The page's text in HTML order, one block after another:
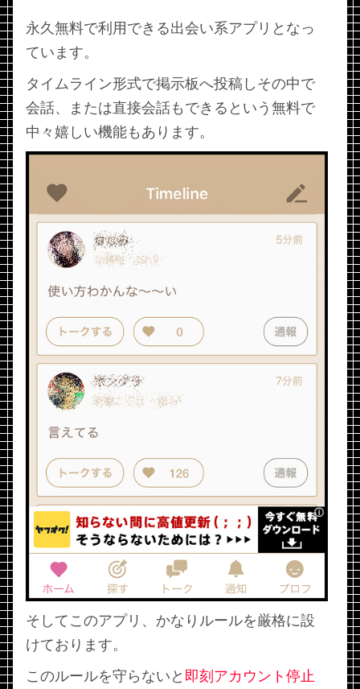
永久無料で利用できる出会い系アプリとなっ
ています。
タイムライン形式で掲示板へ投稿しその中で
会話、または直接会話もできるという無料で
中々嬉しい機能もあります。
そしてこのアプリ、かなりルールを厳格に設
けております。
このルールを守らないと 即刻アカウント停止